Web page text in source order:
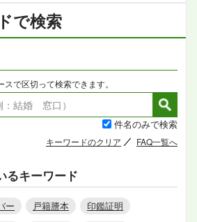
で検索
で区切って検索できます。
件名のみで検索
キーワードのクリア FAQ一覧へ
るキーワード
ー 戸籍謄本
印鑑証明